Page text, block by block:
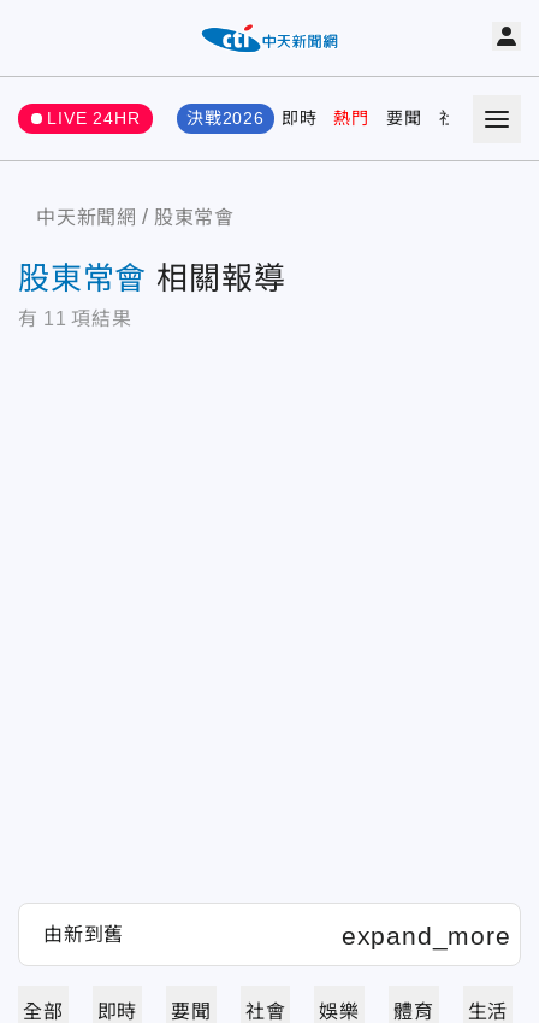
LIVE 24HR 決戰2026 即時 熱門 要聞 社會 娛樂
中天新聞網 股東常會
股東常會 相關報導
有 11 項結果
全部 即時 要聞 社會 娛樂 體育 生活